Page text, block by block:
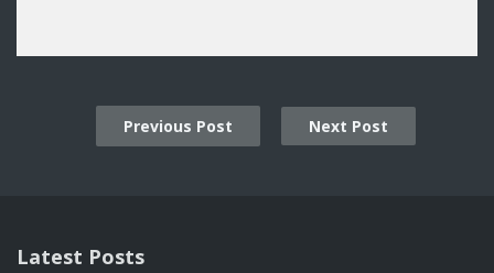
Previous Post Next Post
Latest Posts